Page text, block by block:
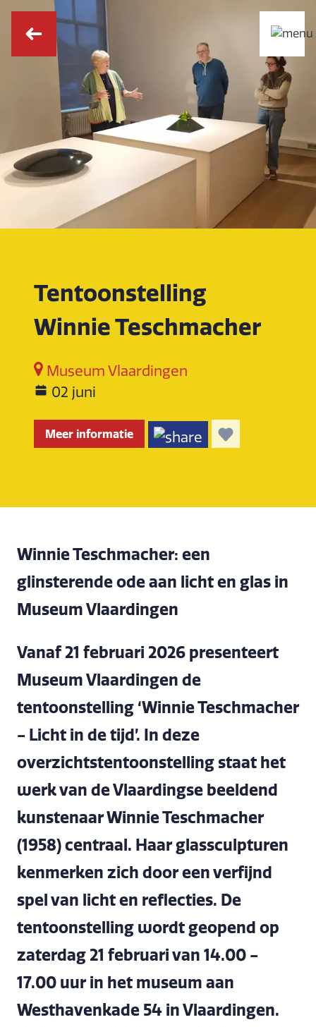
Tentoonstelling
Winnie Teschmacher
Museum Vlaardingen
02 juni
Meer informatie
Winnie Teschmacher: een
glinsterende ode aan licht en glas in
Museum Vlaardingen
Vanaf 21 februari 2026 presenteert
Museum Vlaardingen de
tentoonstelling ‘Winnie Teschmacher
- Licht in de tijd’. In deze
overzichtstentoonstelling staat het
werk van de Vlaardingse beeldend
kunstenaar Winnie Teschmacher
(1958) centraal. Haar glassculpturen
kenmerken zich door een verfijnd
spel van licht en reflecties. De
tentoonstelling wordt geopend op
zaterdag 21 februari van 14.00 -
17.00 uur in het museum aan
Westhavenkade 54 in Vlaardingen.